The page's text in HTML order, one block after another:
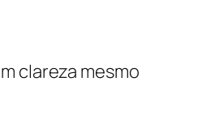
clareza mesmo